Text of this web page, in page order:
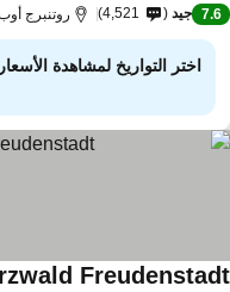
7.6 جيد 4,521 روتنبرج أوب
اختر التواريخ لمشاهدة